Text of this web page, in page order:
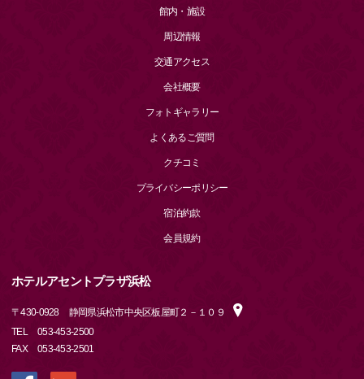
館内・施設
周辺情報
交通アクセス
会社概要
フォトギャラリー
よくあるご質問
クチコミ
プライバシーポリシー
宿泊約款
会員規約
ホテルアセントプラザ浜松
〒430-0928
静岡県浜松市中央区板屋町２－１０９
TEL
053-453-2500
FAX
053-453-2501